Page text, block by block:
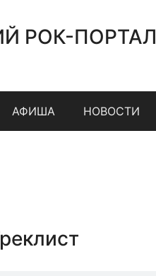
РОК-ПОРТАЛ
АФИША НОВОСТИ